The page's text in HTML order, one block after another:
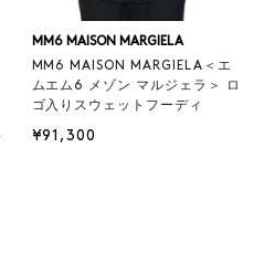
MM6 MAISON MARGIELA
MM6 MAISON MARGIELA＜エ
ムエム6 メゾン マルジェラ＞ ロ
ゴ入りスウェットフーディ
¥91,300